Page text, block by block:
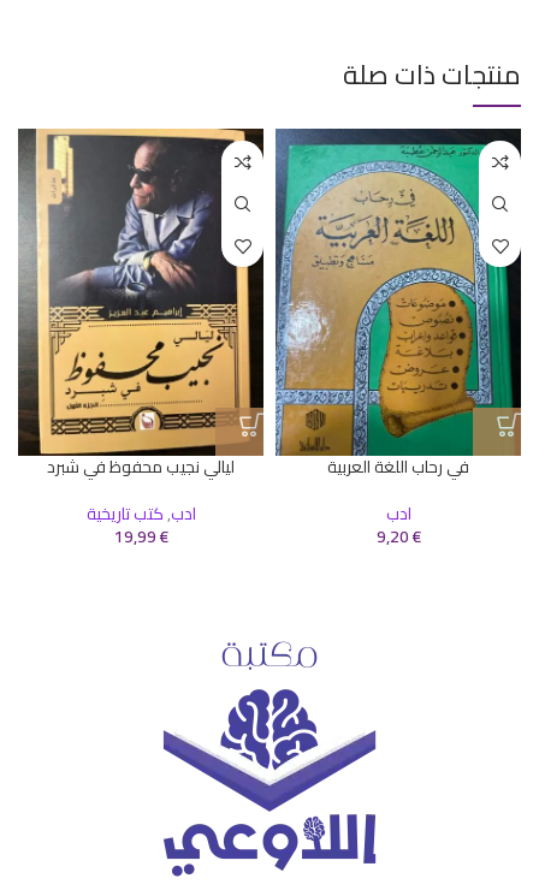
منتجات ذات صلة
في رحاب اللغة العربية
ادب
9,20€
ليالي نجيب محفوظ في شبرد
ادب,كتب تاريخية
19,99€